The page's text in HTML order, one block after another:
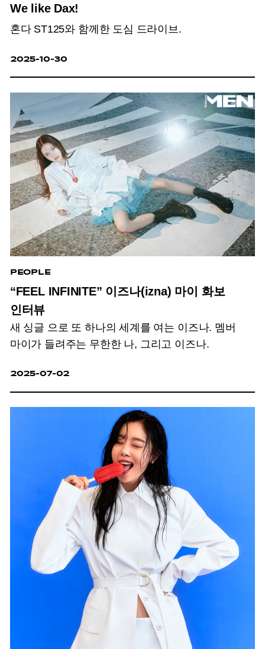
We like Dax!
혼다 ST125와 함께한 도심 드라이브.
2025-10-30
PEOPLE
“FEEL INFINITE” 이즈나(izna) 마이 화보
인터뷰
새 싱글 으로 또 하나의 세계를 여는 이즈나. 멤버
마이가 들려주는 무한한 나, 그리고 이즈나.
2025-07-02